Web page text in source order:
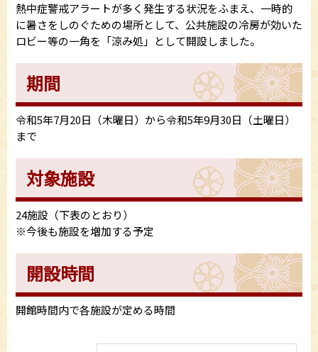
熱中症警戒アラートが多く発生する状況をふまえ、一時的
に暑さをしのぐための場所として、公共施設の冷房が効いた
ロビー等の一角を「涼み処」として開設しました。
期間
令和5年7月20日（木曜日）から令和5年9月30日（土曜日）
まで
対象施設
24施設（下表のとおり）
※今後も施設を増加する予定
開設時間
開館時間内で各施設が定める時間